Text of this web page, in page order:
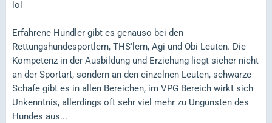
lol
Erfahrene Hundler gibt es genauso bei den
Rettungshundesportlern, THS'lern, Agi und Obi Leuten. Die
Kompetenz in der Ausbildung und Erziehung liegt sicher nicht
an der Sportart, sondern an den einzelnen Leuten, schwarze
Schafe gibt es in allen Bereichen, im VPG Bereich wirkt sich
Unkenntnis, allerdings oft sehr viel mehr zu Ungunsten des
Hundes aus...